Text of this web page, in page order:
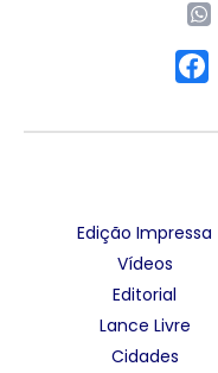
Edição Impressa
Vídeos
Editorial
Lance Livre
Cidades